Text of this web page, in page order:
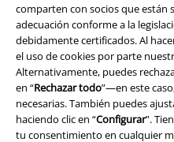
comparten con socios que están
adecuación conforme a la
debidamente certificados. Al
el uso de cookies por parte
Alternativamente, puedes
en “Rechazar todo”—en este
necesarias. También puedes
haciendo clic en “Configurar”.
tu consentimiento en cualquier
Ley protección de datos
Eliminación de residuos y
Declaración de Conformidad
Información sobre accesibilidad